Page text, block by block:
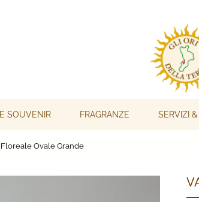
SOUVENIR FRAGRANZE SERVIZI &
Ovale Grande